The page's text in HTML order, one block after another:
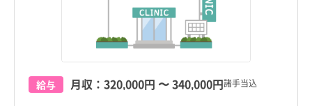
鹿児島県すべて
給与 月収： 320,000円 〜340,000円諸手当込
鹿児島県すべて